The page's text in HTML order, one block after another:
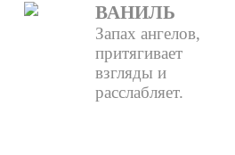
ВАНИЛЬ
Запах ангелов,
притягивает
взгляды и
расслабляет.